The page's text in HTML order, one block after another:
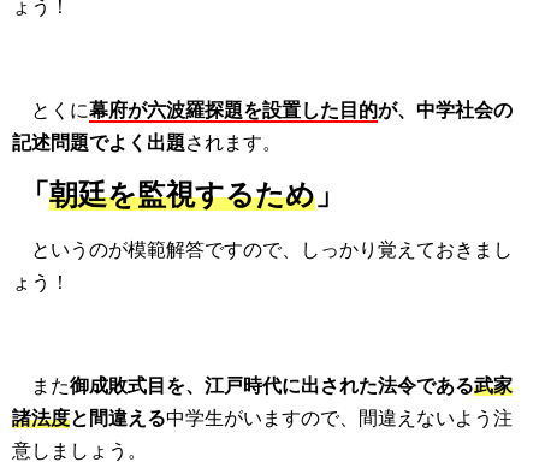
ょう！
とくに幕府が六波羅探題を設置した目的が、中学社会の
記述問題でよく出題されます。
「 朝廷を監視するため 」
というのが模範解答ですので、しっかり覚えておきまし
ょう！
また御成敗式目を、江戸時代に出された法令である武家
諸法度と間違える中学生がいますので、間違えないよう注
意しましょう。